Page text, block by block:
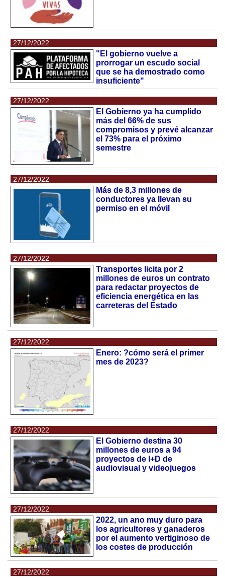
27/12/2022
"El gobierno vuelve a
prorrogar un escudo social
que se ha demostrado como
insuficiente"
27/12/2022
El Gobierno ya ha cumplido
más del 66% de sus
compromisos y prevé alcanzar
el 73% para el próximo
semestre
27/12/2022
Más de 8,3 millones de
conductores ya llevan su
permiso en el móvil
27/12/2022
Transportes licita por 2
millones de euros un contrato
para redactar proyectos de
eficiencia energética en las
carreteras del Estado
27/12/2022
Enero: ?cómo será el primer
mes de 2023?
27/12/2022
El Gobierno destina 30
millones de euros a 94
proyectos de I+D de
audiovisual y videojuegos
27/12/2022
2022, un ano muy duro para
los agricultores y ganaderos
por el aumento vertiginoso de
los costes de producción
27/12/2022